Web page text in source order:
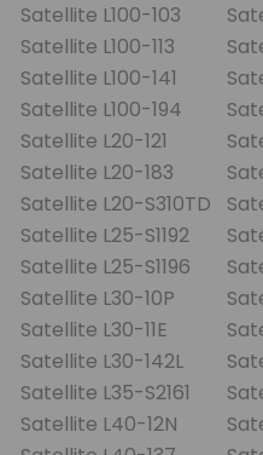
Satellite L100-103
Satellite L100-113
Satellite L100-141
Satellite L100-194
Satellite L20-121
Satellite L20-183
Satellite L20-S310TD
Satellite L25-S1192
Satellite L25-S1196
Satellite L30-10P
Satellite L30-11E
Satellite L30-142L
Satellite L35-S2161
Satellite L40-12N